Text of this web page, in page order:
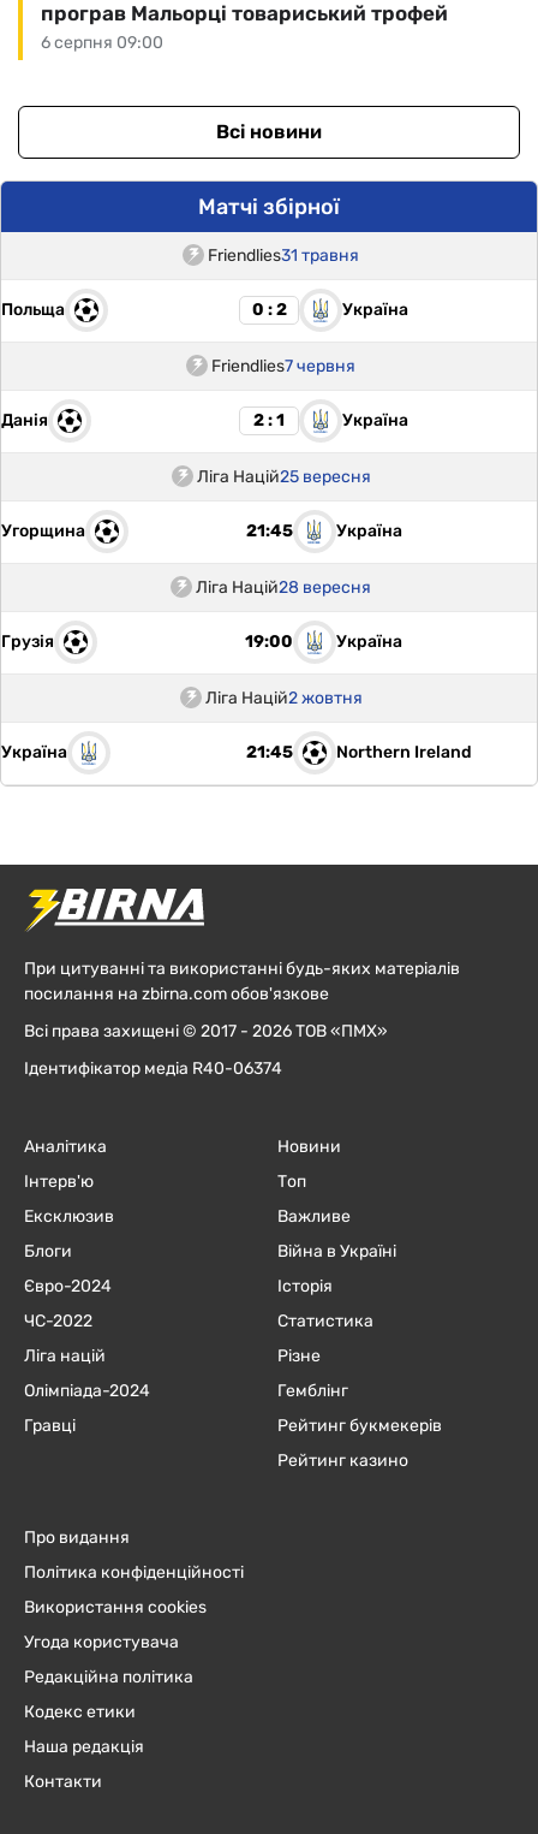
6 серпня 09:00
програв Мальорці товариський трофей
Всі новини
Матчі збірної
Friendlies31 травня
Польща 0 : 2 Україна
Friendlies7 червня
Данія 2 : 1 Україна
Ліга Націй25 вересня
Угорщина 21:45 Україна
Ліга Націй28 вересня
Грузія 19:00 Україна
Ліга Націй2 жовтня
Україна 21:45 Northern Ireland
При цитуванні та використанні будь-яких матеріалів
посилання на zbirna.com обов'язкове
Всі права захищені © 2017 - 2026 ТОВ «ПМХ»
Ідентифікатор медіа R40-06374
Аналітика
Інтерв'ю
Ексклюзив
Блоги
Євро-2024
ЧC-2022
Ліга націй
Олімпіада-2024
Гравці
Новини
Топ
Важливе
Війна в Україні
Історія
Статистика
Різне
Гемблінг
Рейтинг букмекерів
Рейтинг казино
Про видання
Політика конфіденційності
Використання cookies
Угода користувача
Редакційна політика
Кодекс етики
Наша редакція
Контакти